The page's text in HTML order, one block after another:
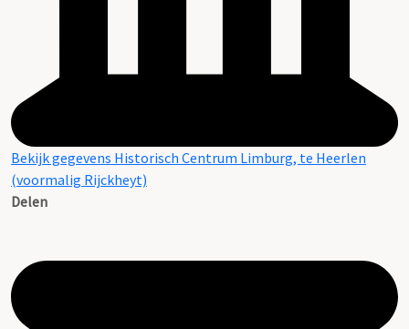
Bekijk gegevens Historisch Centrum Limburg, te Heerlen
(voormalig Rijckheyt)
Delen